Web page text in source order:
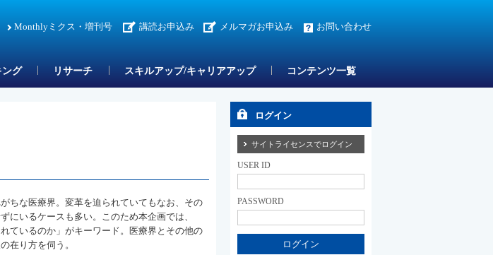
Monthlyミクス・増刊号 講読お申込み メルマガお申込み お問い合わせ
ング リサーチ スキルアップ/キャリアアップ コンテンツ一覧
ちな医療界。変革を迫られていてもなお、その
にいるケースも多い。このため本企画では、
ているのか」がキーワード。医療界とその他の
在り方を伺う。
ログイン
サイトライセンスでログイン
USER ID
PASSWORD